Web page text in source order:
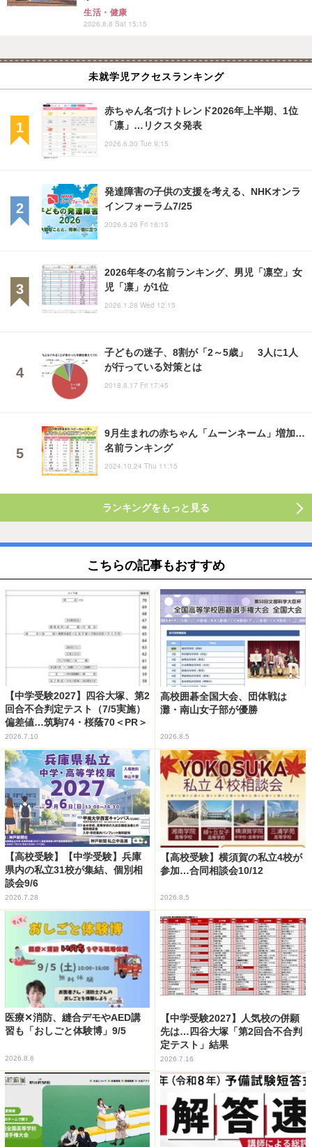
生活・健康
2026.8.8 Sat 15:15
未就学児アクセスランキング
赤ちゃん名づけトレンド2026年上半期、1位
「凛」…リクスタ発表
2026.6.30 Tue 9:15
発達障害の子供の支援を考える、NHKオンラ
インフォーラム7/25
2026.6.26 Fri 16:15
2026年冬の名前ランキング、男児「凛空」女
児「凛」が1位
2026.1.28 Wed 12:15
子どもの迷子、8割が「2～5歳」 3人に1人
が行っている対策とは
2018.8.17 Fri 17:45
9月生まれの赤ちゃん「ムーンネーム」増加…
名前ランキング
2024.10.24 Thu 11:15
ランキングをもっと見る
こちらの記事もおすすめ
【中学受験2027】四谷大塚、第2
回合不合判定テスト（7/5実施）
偏差値…筑駒74・桜蔭70＜PR＞
2026.7.10
高校囲碁全国大会、団体戦は
灘・南山女子部が優勝
2026.8.5
【高校受験】【中学受験】兵庫
県内の私立31校が集結、個別相
談会9/6
2026.7.28
【高校受験】横須賀の私立4校が
参加…合同相談会10/12
2026.8.5
医療✕消防、縫合デモやAED講
習も「おしごと体験博」9/5
2026.8.6
【中学受験2027】人気校の併願
先は…四谷大塚「第2回合不合判
定テスト」結果
2026.7.16